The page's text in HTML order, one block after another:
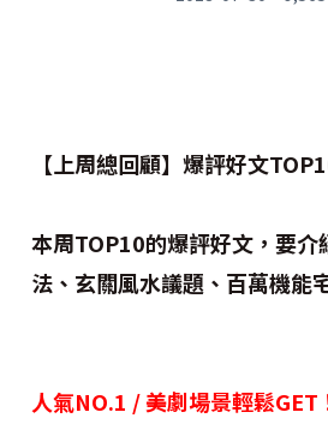
【上周總回顧】爆評好文
本周TOP10的爆評好文，要
法、玄關風水議題、百萬機能
人氣NO.1 / 美劇場景輕鬆